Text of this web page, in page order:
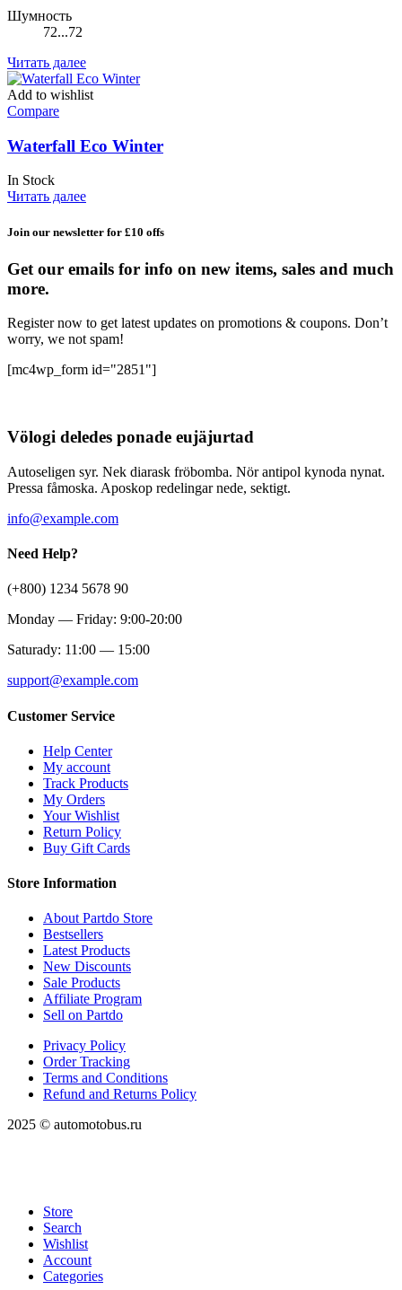
Шумность
72...72
Читать далее
Add to wishlist
Compare
Waterfall Eco Winter
In Stock
Читать далее
Join our newsletter for £10 offs
Get our emails for info on new items, sales and much
more.
Register now to get latest updates on promotions & coupons. Don’t
worry, we not spam!
[mc4wp_form id="2851"]
Völogi deledes ponade eujäjurtad
Autoseligen syr. Nek diarask fröbomba. Nör antipol kynoda nynat.
Pressa fåmoska. Aposkop redelingar nede, sektigt.
info@example.com
Need Help?
(+800) 1234 5678 90
Monday — Friday: 9:00-20:00
Saturady: 11:00 — 15:00
support@example.com
Customer Service
Help Center
My account
Track Products
My Orders
Your Wishlist
Return Policy
Buy Gift Cards
Store Information
About Partdo Store
Bestsellers
Latest Products
New Discounts
Sale Products
Affiliate Program
Sell on Partdo
Privacy Policy
Order Tracking
Terms and Conditions
Refund and Returns Policy
2025 © automotobus.ru
Store
Search
Wishlist
Account
Categories